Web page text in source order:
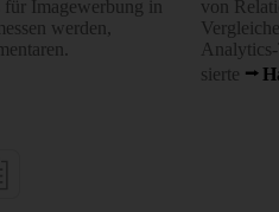
Image­werbung in
werden,
von
sierte